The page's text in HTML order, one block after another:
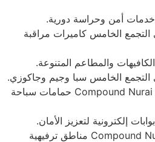
أمن وحراسة دورية.
التجمع الخامس كاميرات مراقبة
والمطاعم المتنوعة.
التجمع الخامس سبا وجيم وجاكوزي.
يوجد في Compound Nurai New Cairo حمامات سباحة
إلكترونية لتعزيز الأمان.
يضم Compound Nurai New Cairo مناطق ترفيهية